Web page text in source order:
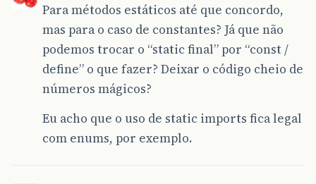
Para métodos estáticos até que concordo,
mas para o caso de constantes? Já que não
podemos trocar o “static final” por “const /
define” o que fazer? Deixar o código cheio de
números mágicos?
Eu acho que o uso de static imports fica legal
com enums, por exemplo.